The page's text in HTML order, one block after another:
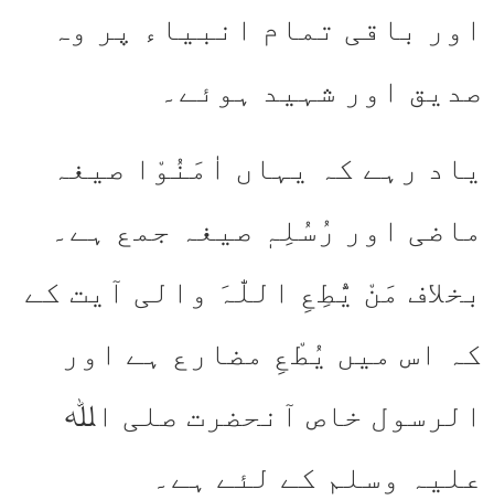
اور باقی تمام انبیاء پر وہ
صدیق اور شہید ہوئے۔
یاد رہے کہ یہاں اٰمَنُوْا صیغہ
ماضی اور رُسُلِہٖ صیغہ جمع ہے۔
بخلاف مَنْ یُّطِعِ اللّٰہَ والی آیت کے
کہ اس میں یُطْعِ مضارع ہے اور
الرسول خاص آنحضرت صلی اﷲ
علیہ وسلم کے لئے ہے۔